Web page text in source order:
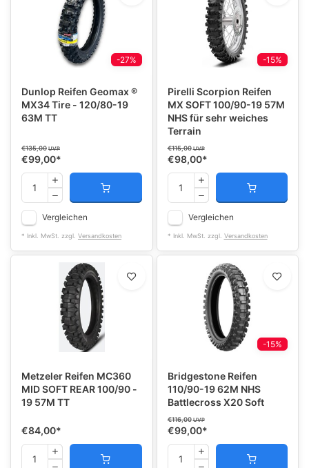
-27%
Dunlop Reifen Geomax ®
MX34 Tire - 120/80-19
63M TT
€135,00 UVP
€99,00*
Vergleichen
* Inkl. MwSt. zzgl. Versandkosten
-15%
Pirelli Scorpion Reifen
MX SOFT 100/90-19 57M
NHS für sehr weiches
Terrain
€115,00 UVP
€98,00*
Vergleichen
* Inkl. MwSt. zzgl. Versandkosten
Metzeler Reifen MC360
MID SOFT REAR 100/90 -
19 57M TT
€84,00*
-15%
Bridgestone Reifen
110/90-19 62M NHS
Battlecross X20 Soft
€116,00 UVP
€99,00*